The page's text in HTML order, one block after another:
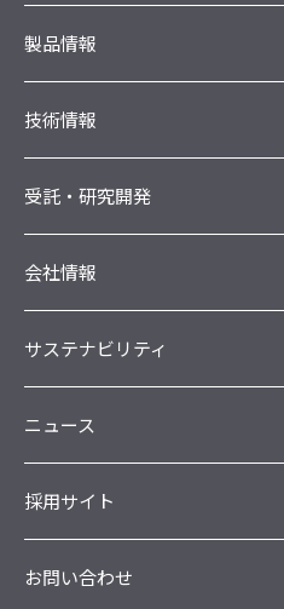
製品情報
技術情報
受託・研究開発
会社情報
サステナビリティ
ニュース
採用サイト
お問い合わせ